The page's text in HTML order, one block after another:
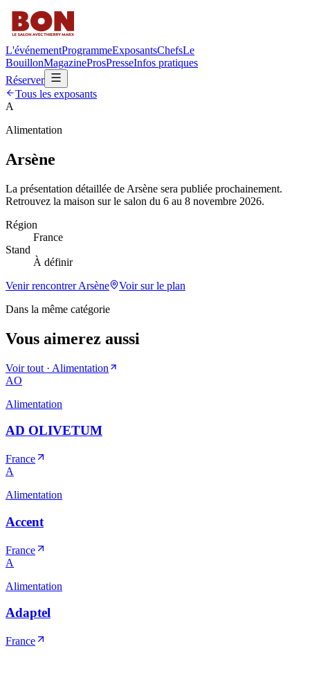
L'événementProgrammeExposantsChefsLe
BouillonMagazineProsPresseInfos pratiques
Réserver
Tous les exposants
A
Alimentation
Arsène
La présentation détaillée de Arsène sera publiée prochainement.
Retrouvez la maison sur le salon du 6 au 8 novembre 2026.
Région
France
Stand
À définir
Venir rencontrerArsène
Voir sur le plan
Dans la même catégorie
Vous aimerez aussi
Voir tout · Alimentation
AO
Alimentation
AD OLIVETUM
France
A
Alimentation
Accent
France
A
Alimentation
Adaptel
France